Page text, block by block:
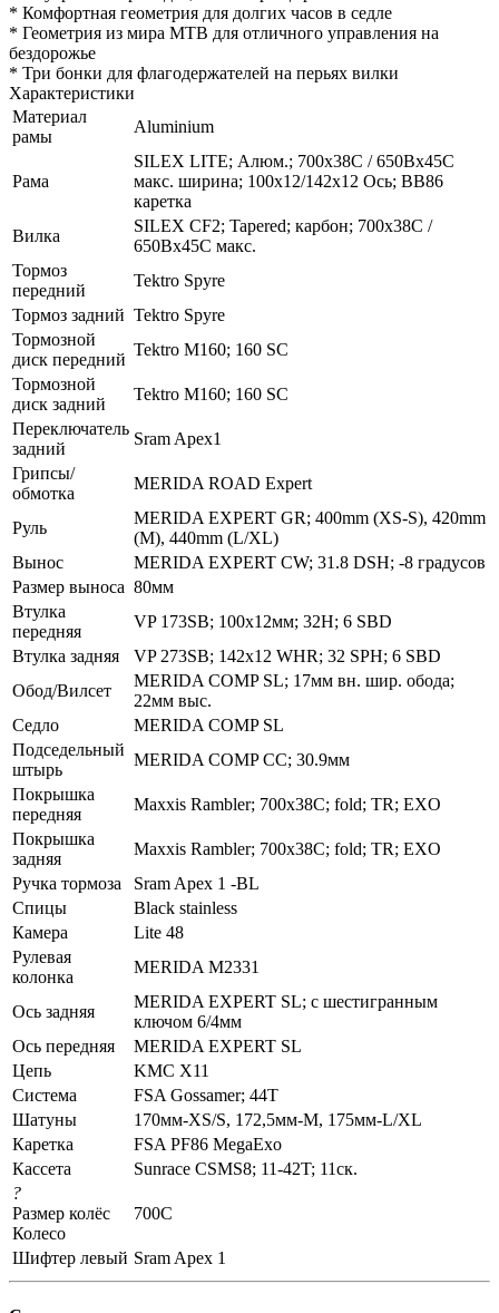
* Комфортная геометрия для долгих часов в седле
* Геометрия из мира MTB для отличного управления на
бездорожье
* Три бонки для флагодержателей на перьях вилки
Характеристики
Материал
рамы
Aluminium
Рама
SILEX LITE; Алюм.; 700x38C / 650Bx45C
макс. ширина; 100x12/142x12 Ось; BB86
каретка
Вилка
SILEX CF2; Tapered; карбон; 700x38C /
650Bx45C макс.
Тормоз
передний
Tektro Spyre
Тормоз задний Tektro Spyre
Тормозной
диск передний
Tektro M160; 160 SC
Тормозной
диск задний
Tektro M160; 160 SC
Переключатель
задний
Sram Apex1
Грипсы/
обмотка
MERIDA ROAD Expert
Руль
MERIDA EXPERT GR; 400mm (XS-S), 420mm
(M), 440mm (L/XL)
Вынос
MERIDA EXPERT CW; 31.8 DSH; -8 градусов
Размер выноса 80мм
Втулка
передняя
VP 173SB; 100x12мм; 32H; 6 SBD
Втулка задняя
VP 273SB; 142x12 WHR; 32 SPH; 6 SBD
Обод/Вилсет
MERIDA COMP SL; 17мм вн. шир. обода;
22мм выс.
Седло
MERIDA COMP SL
Подседельный
штырь
MERIDA COMP CC; 30.9мм
Покрышка
передняя
Maxxis Rambler; 700x38C; fold; TR; EXO
Покрышка
задняя
Maxxis Rambler; 700x38C; fold; TR; EXO
Ручка тормоза
Sram Apex 1 -BL
Спицы
Black stainless
Камера
Lite 48
Рулевая
колонка
MERIDA M2331
Ось задняя
MERIDA EXPERT SL; c шестигранным
ключом 6/4мм
Ось передняя
MERIDA EXPERT SL
Цепь
KMC X11
Система
FSA Gossamer; 44T
Шатуны
170мм-XS/S, 172,5мм-M, 175мм-L/XL
Каретка
FSA PF86 MegaExo
Кассета
Sunrace CSMS8; 11-42T; 11ск.
?
Размер колёс
Колесо
700C
Шифтер левый Sram Apex 1